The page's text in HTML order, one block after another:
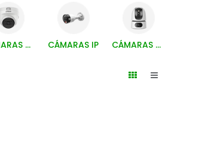
CÁMARAS ANÁLOGAS CÁMARAS IP CÁMARAS WIFI